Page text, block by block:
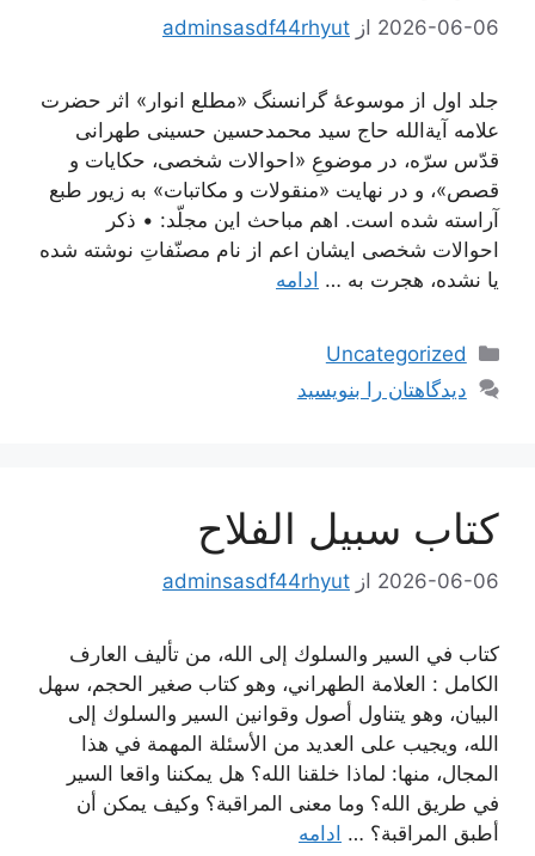
2026-06-06 از adminsasdf44rhyut
جلد اول از موسوعۀ گرانسنگ «مطلع انوار» اثر حضرت
علامه آیة‌الله حاج سید محمدحسین حسینی طهرانی
قدّس سرّه، در موضوعِ «احوالات شخصی، حکایات و
قصص»، و در نهایت «منقولات و مکاتبات» به زیور طبع
آراسته شده است. اهم مباحث این مجلّد: • ذکر
احوالات شخصی ایشان اعم از نام مصنّفاتِ نوشته شده
یا نشده، هجرت به … ادامه
دسته‌ها
Uncategorized
دیدگاهتان را بنویسید
كتاب سبيل الفلاح
2026-06-06 از adminsasdf44rhyut
كتاب في السير والسلوك إلى الله، من تأليف العارف
الكامل : العلامة الطهراني، وهو كتاب صغير الحجم، سهل
البيان، وهو يتناول أصول وقوانين السير والسلوك إلى
الله، ويجيب على العديد من الأسئلة المهمة في هذا
المجال، منها: لماذا خلقنا الله؟ هل يمكننا واقعا السير
في طريق الله؟ وما معنى المراقبة؟ وكيف يمكن أن
أطبق المراقبة؟ … ادامه